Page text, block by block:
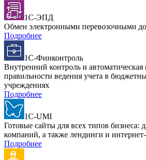
1С-ЭПД
Обмен электронными перевозочными
Подробнее
1С-Финконтроль
Внутренний контроль и автоматическая
правильности ведения учета в
учреждениях
Подробнее
1C-UMI
Готовые сайты для всех типов бизнеса:
компаний, а также лендинги и
Подробнее